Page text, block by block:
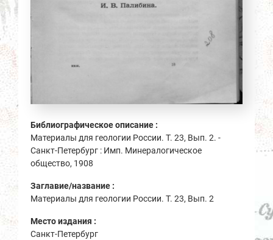
Библиографическое описание :
Материалы для геологии России. Т. 23, Вып. 2. -
Санкт-Петербург : Имп. Минералогическое
общество, 1908
Заглавие/название :
Материалы для геологии России. Т. 23, Вып. 2
Место издания :
Санкт-Петербург